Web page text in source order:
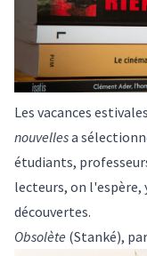
Les vacances
nouvellesa
étudiants,
lecteurs, on
découvertes.
Obsolète (Stanké),